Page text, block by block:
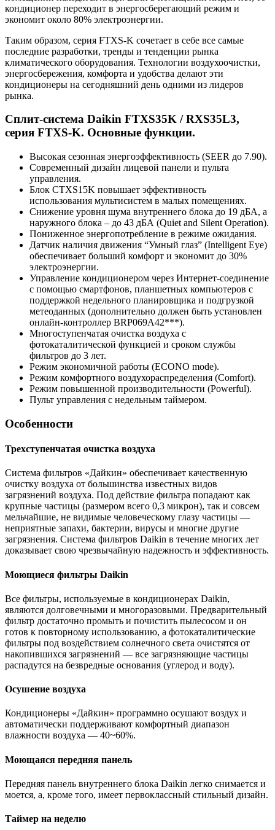
кондиционер переходит в энергосберегающий режим и
экономит около 80% электроэнергии.
Таким образом, серия FTXS-K сочетает в себе все самые
последние разработки, тренды и тенденции рынка
климатического оборудования. Технологии воздухоочистки,
энергосбережения, комфорта и удобства делают эти
кондиционеры на сегодняшний день одними из лидеров
рынка.
Сплит-система Daikin FTXS35K / RXS35L3,
серия FTXS-K. Основные функции.
Высокая сезонная энергоэффективность (SEER до 7.90).
Современный дизайн лицевой панели и пульта
управления.
Блок CTXS15K повышает эффективность
использования мультисистем в малых помещениях.
Снижение уровня шума внутреннего блока до 19 дБА, а
наружного блока – до 43 дБА (Quiet and Silent Operation).
Пониженное энергопотребление в режиме ожидания.
Датчик наличия движения “Умный глаз” (Intelligent Eye)
обеспечивает больший комфорт и экономит до 30%
электроэнергии.
Управление кондиционером через Интернет-соединение
с помощью смартфонов, планшетных компьютеров с
поддержкой недельного планировщика и подгрузкой
метеоданных (дополнительно должен быть установлен
онлайн-контроллер BRP069A42***).
Многоступенчатая очистка воздуха с
фотокаталитической функцией и сроком службы
фильтров до 3 лет.
Режим экономичной работы (ECONO mode).
Режим комфортного воздухораспределения (Comfort).
Режим повышенной производительности (Powerful).
Пульт управления с недельным таймером.
Особенности
Трехступенчатая очистка воздуха
Система фильтров «Дайкин» обеспечивает качественную
очистку воздуха от большинства известных видов
загрязнений воздуха. Под действие фильтра попадают как
крупные частицы (размером всего 0,3 микрон), так и совсем
мельчайшие, не видимые человеческому глазу частицы —
неприятные запахи, бактерии, вирусы и многие другие
загрязнения. Система фильтров Daikin в течение многих лет
доказывает свою чрезвычайную надежность и эффективность.
Моющиеся фильтры Daikin
Все фильтры, используемые в кондиционерах Daikin,
являются долговечными и многоразовыми. Предварительный
фильтр достаточно промыть и почистить пылесосом и он
готов к повторному использованию, а фотокаталитические
фильтры под воздействием солнечного света очистятся от
накопившихся загрязнений — все загрязняющие частицы
распадутся на безвредные основания (углерод и воду).
Осушение воздуха
Кондиционеры «Дайкин» программно осушают воздух и
автоматически поддерживают комфортный диапазон
влажности воздуха — 40~60%.
Моющаяся передняя панель
Передняя панель внутреннего блока Daikin легко снимается и
моется, а, кроме того, имеет первоклассный стильный дизайн.
Таймер на неделю